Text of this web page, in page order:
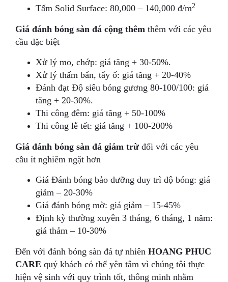
Tấm Solid Surface: 80,000 – 140,000 đ/m2
Giá đánh bóng sàn đá cộng thêm thêm với các yêu
cầu đặc biệt
Xử lý mo, chớp: giá tăng + 30-50%.
Xử lý thấm bẩn, tẩy ố: giá tăng + 20-40%
Đánh đạt Độ siêu bóng gương 80-100/100: giá
tăng + 20-30%.
Thi công đêm: giá tăng + 50-100%
Thi công lễ tết: giá tăng + 100-200%
Giá đánh bóng sàn đá giảm trừ đối với các yêu
cầu ít nghiêm ngặt hơn
Giá Đánh bóng bảo dưỡng duy trì độ bóng: giá
giảm – 20-30%
Giá đánh bóng mờ: giá giảm – 15-45%
Định kỳ thường xuyên 3 tháng, 6 tháng, 1 năm:
giá thảm – 10-30%
Đến với đánh bóng sàn đá tự nhiên HOANG PHUC
CARE quý khách có thể yên tâm vì chúng tôi thực
hiện vệ sinh với quy trình tốt, thông minh nhằm